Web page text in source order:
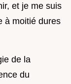
et je me suis
à moitié dures
de la
du